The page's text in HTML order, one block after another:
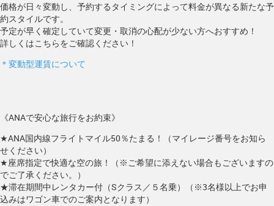
価格が日々変動し、予約するタイミングによって料金が異なる新たな予
約スタイルです。
予定が早く確定していて変更・取消の心配が少ない方へおすすめ！
詳しくはこちらをご確認ください！
＊変動型運賃について
《ANAで安心な旅行をお約束》
★ANA国内線フライトマイル50％たまる！（マイレージ番号をお知ら
せください）
★座席指定で快適な空の旅！（※ご希望に添えない場合もございますの
でご了承ください。）
★滞在期間中レンタカー付（Sクラス／５名乗）（※3名様以上でお申
込みはワゴン車でのご案内となります）